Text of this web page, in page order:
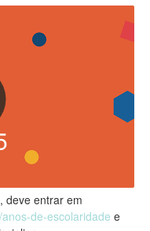
deve entrar em
de-escolaridade e